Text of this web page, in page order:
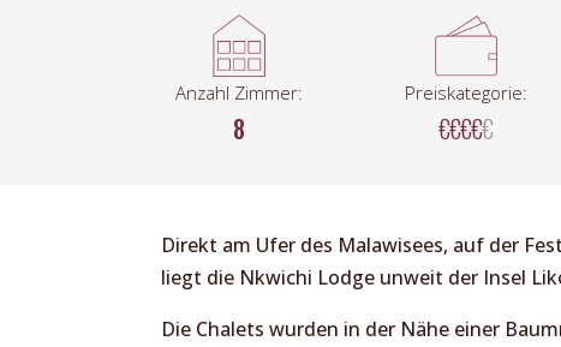
Anzahl Zimmer:
8
Preiskategorie:
€€€€€
Direkt am Ufer des Malawisees, auf der
liegt die Nkwichi Lodge unweit der Insel
Die Chalets wurden in der Nähe einer